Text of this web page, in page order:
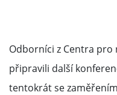
Odborníci z Centra
připravili další
tentokrát se